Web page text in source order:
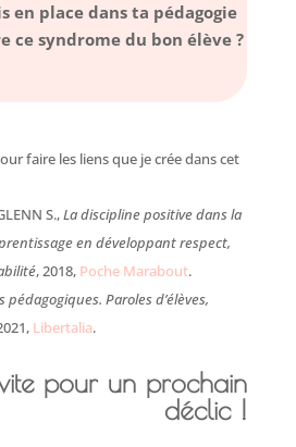
en place dans ta pédagogie
ce syndrome du bon élève ?
faire les liens que je crée dans cet
S.,La discipline positive dans la
en développant respect,
, 2018, Poche Marabout.
pédagogiques. Paroles d’élèves,
Libertalia.
pour un prochain
déclic !